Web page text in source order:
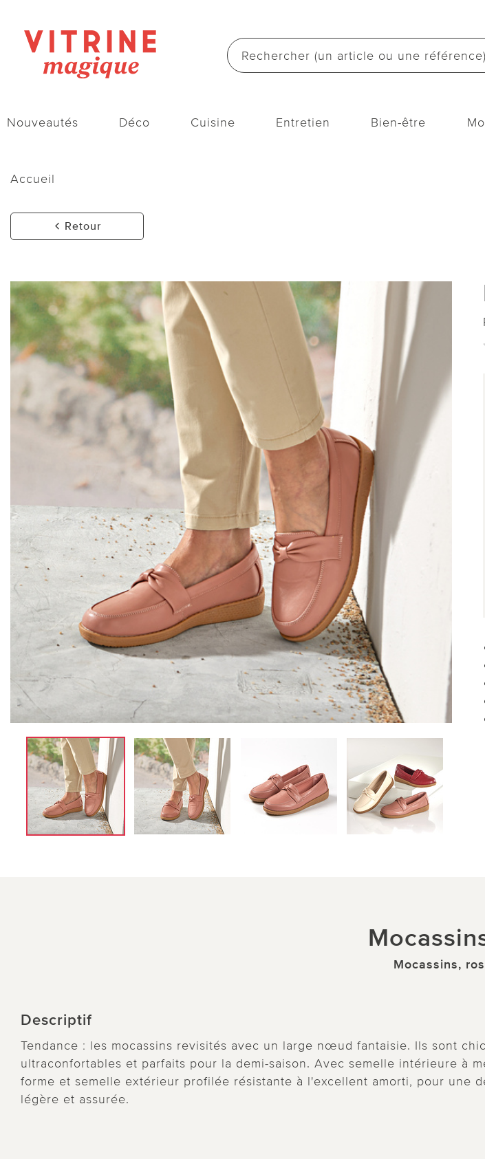
Nouveautés Déco Cuisine Entretien Bien-être
Accueil
Retour
Mocassins,
Descriptif
Tendance : les mocassins revisités avec un large nœud fantaisie. Ils sont
ultraconfortables et parfaits pour la demi-saison. Avec semelle intérieure à
forme et semelle extérieur profilée résistante à l'excellent amorti, pour une
légère et assurée.